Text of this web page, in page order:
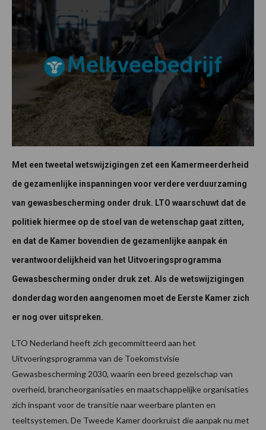
Met een tweetal wetswijzigingen zet een Kamermeerderheid
de gezamenlijke inspanningen voor verdere verduurzaming
van gewasbescherming onder druk. LTO waarschuwt dat de
politiek hiermee op de stoel van de wetenschap gaat zitten,
en dat de Kamer bovendien de gezamenlijke aanpak én
verantwoordelijkheid van het Uitvoeringsprogramma
Gewasbescherming onder druk zet. Als de wetswijzigingen
donderdag worden aangenomen moet de Eerste Kamer zich
er nog over uitspreken.
LTO Nederland heeft zich gecommitteerd aan het
Uitvoeringsprogramma van de Toekomstvisie
Gewasbescherming 2030, waarin een breed gezelschap van
overheid, brancheorganisaties en maatschappelijke organisaties
zich inspant voor de transitie naar weerbare planten en
teeltsystemen. De Tweede Kamer doorkruist die aanpak nu met